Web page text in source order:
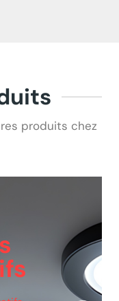
produits chez
balisage